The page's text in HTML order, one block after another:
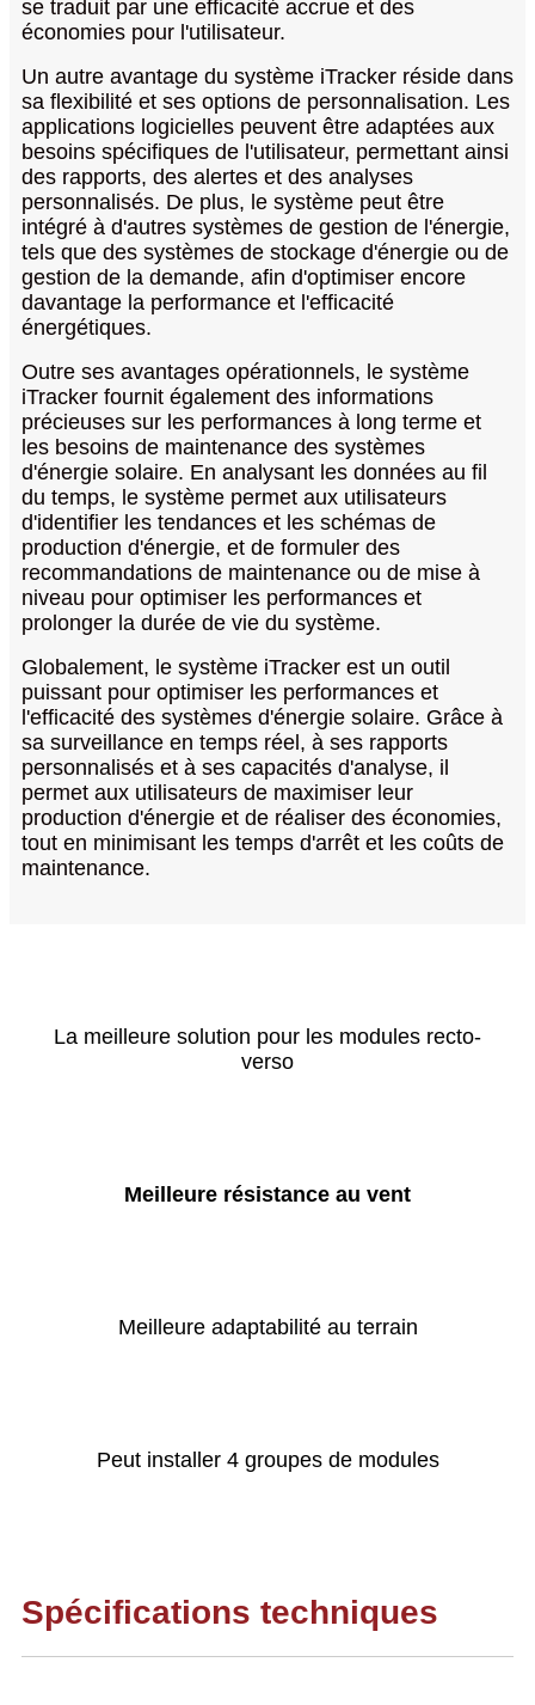
se traduit par une efficacité accrue et des
économies pour l'utilisateur.
Un autre avantage du système iTracker réside dans
sa flexibilité et ses options de personnalisation. Les
applications logicielles peuvent être adaptées aux
besoins spécifiques de l'utilisateur, permettant ainsi
des rapports, des alertes et des analyses
personnalisés. De plus, le système peut être
intégré à d'autres systèmes de gestion de l'énergie,
tels que des systèmes de stockage d'énergie ou de
gestion de la demande, afin d'optimiser encore
davantage la performance et l'efficacité
énergétiques.
Outre ses avantages opérationnels, le système
iTracker fournit également des informations
précieuses sur les performances à long terme et
les besoins de maintenance des systèmes
d'énergie solaire. En analysant les données au fil
du temps, le système permet aux utilisateurs
d'identifier les tendances et les schémas de
production d'énergie, et de formuler des
recommandations de maintenance ou de mise à
niveau pour optimiser les performances et
prolonger la durée de vie du système.
Globalement, le système iTracker est un outil
puissant pour optimiser les performances et
l'efficacité des systèmes d'énergie solaire. Grâce à
sa surveillance en temps réel, à ses rapports
personnalisés et à ses capacités d'analyse, il
permet aux utilisateurs de maximiser leur
production d'énergie et de réaliser des économies,
tout en minimisant les temps d'arrêt et les coûts de
maintenance.
La meilleure solution pour les modules recto-
verso
Meilleure résistance au vent
Meilleure adaptabilité au terrain
Peut installer 4 groupes de modules
Spécifications techniques